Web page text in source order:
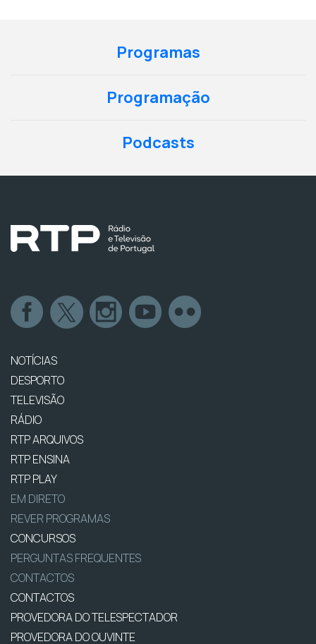
Programas
Programação
Podcasts
NOTÍCIAS
DESPORTO
TELEVISÃO
RÁDIO
RTP ARQUIVOS
RTP ENSINA
RTP PLAY
EM DIRETO
REVER PROGRAMAS
CONCURSOS
PERGUNTAS FREQUENTES
CONTACTOS
CONTACTOS
PROVEDORA DO TELESPECTADOR
PROVEDORA DO OUVINTE